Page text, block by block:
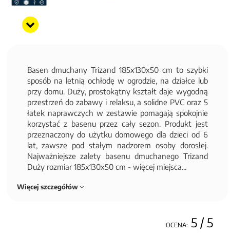
Basen dmuchany Trizand 185x130x50 cm to szybki
sposób na letnią ochłodę w ogrodzie, na działce lub
przy domu. Duży, prostokątny kształt daje wygodną
przestrzeń do zabawy i relaksu, a solidne PVC oraz 5
łatek naprawczych w zestawie pomagają spokojnie
korzystać z basenu przez cały sezon. Produkt jest
przeznaczony do użytku domowego dla dzieci od 6
lat, zawsze pod stałym nadzorem osoby dorosłej.
Najważniejsze zalety basenu dmuchanego Trizand
Duży rozmiar 185x130x50 cm - więcej miejsca...
Więcej szczegółów
OCENA: 5/ 5